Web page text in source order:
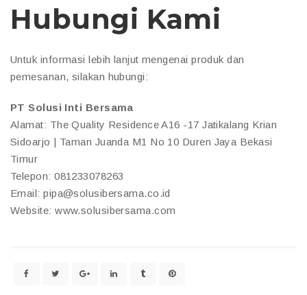
Hubungi Kami
Untuk informasi lebih lanjut mengenai produk dan
pemesanan, silakan hubungi:
PT Solusi Inti Bersama
Alamat: The Quality Residence A16 -17 Jatikalang Krian
Sidoarjo | Taman Juanda M1 No 10 Duren Jaya Bekasi
Timur
Telepon: 081233078263
Email: pipa@solusibersama.co.id
Website: www.solusibersama.com